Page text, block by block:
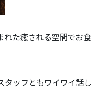
た癒される空間でお食
ッフともワイワイ話し